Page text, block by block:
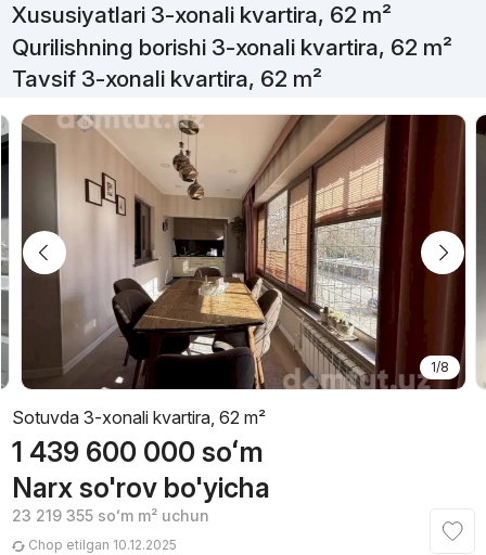
Xususiyatlari 3-xonali kvartira, 62 m²
Qurilishning borishi 3-xonali kvartira, 62 m²
Tavsif 3-xonali kvartira, 62 m²
1/8
Sotuvda 3-xonali kvartira, 62 m²
1 439 600 000 soʻm
Narx so'rov bo'yicha
23 219 355 soʻmm² uchun
Chop etilgan 10.12.2025